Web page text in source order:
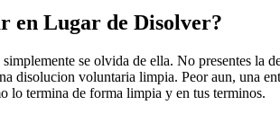
en Lugar de Disolver?
se olvida de ella. No presentes
disolucion voluntaria limpia. Peor aun, una
lo termina de forma limpia y en tus terminos.